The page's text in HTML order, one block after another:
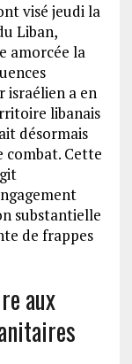
visé jeudi la
Liban,
amorcée la
israélien a en
libanais
désormais
combat. Cette
substantielle
de frappes
aux